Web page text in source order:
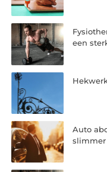
een
Auto
slimmer